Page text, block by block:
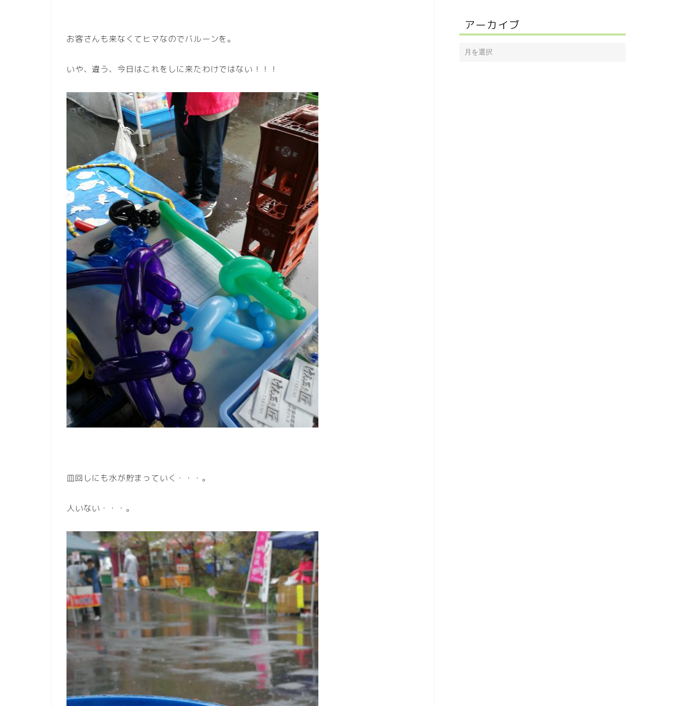
お客さんも来なくてヒマなのでバルーンを。
いや、違う、今日はこれをしに来たわけではない！！！
皿回しにも水が貯まっていく・・・。
人いない・・・。
アーカイブ